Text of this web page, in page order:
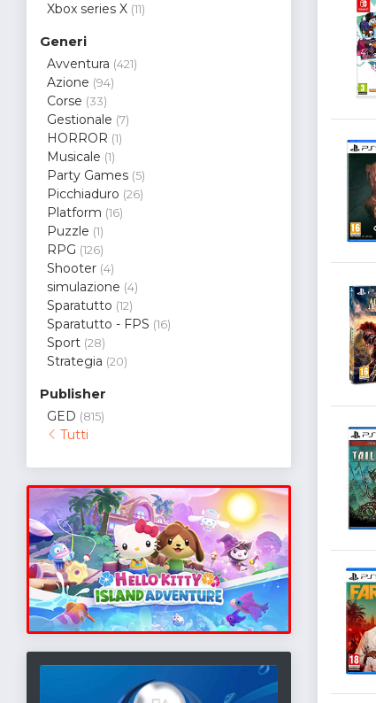
Xbox series X (11)
Generi
Avventura (421)
Azione (94)
Corse (33)
Gestionale (7)
HORROR (1)
Musicale (1)
Party Games (5)
Picchiaduro (26)
Platform (16)
Puzzle (1)
RPG (126)
Shooter (4)
simulazione (4)
Sparatutto (12)
Sparatutto - FPS (16)
Sport (28)
Strategia (20)
Publisher
GED (815)
Tutti